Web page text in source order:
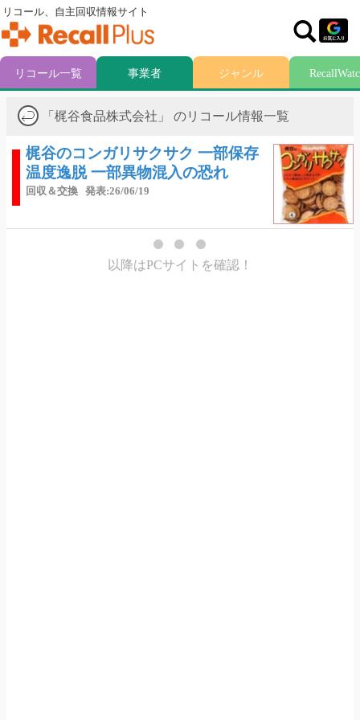
「梶谷食品株式会社」 のリコール情報一覧
梶谷のコンガリサクサク 一部保存
温度逸脱 一部異物混入の恐れ
回収＆交換 発表:26/06/19
以降はPCサイトを確認！
リコール、自主回収情報サイト
リコール一覧 事業者 ジャンル